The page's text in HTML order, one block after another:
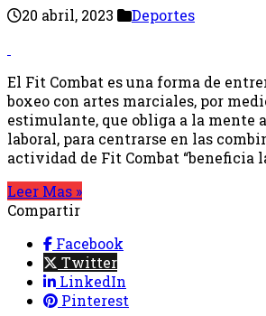
20 abril, 2023 Deportes
El Fit Combat es una forma de
boxeo con artes marciales, por
estimulante, que obliga a la mente
laboral, para centrarse en las
actividad de Fit Combat “beneficia
Leer Mas »
Compartir
Facebook
Twitter
LinkedIn
Pinterest